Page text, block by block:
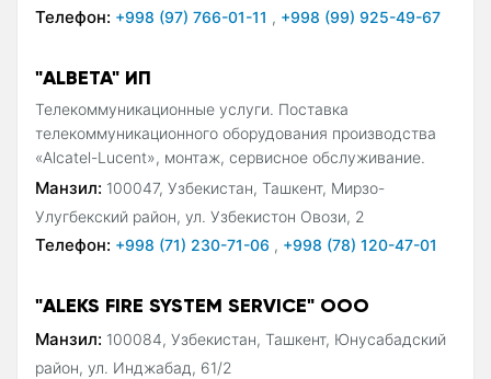
Телефон: +998 (97) 766-01-11 , +998 (99) 925-49-67
"ALBETA" ИП
Телекоммуникационные услуги. Поставка
телекоммуникационного оборудования производства
«Alcatel-Lucent», монтаж, сервисное обслуживание.
Манзил: 100047, Узбекистан, Ташкент, Мирзо-
Улугбекский район, ул. Узбекистон Овози, 2
Телефон: +998 (71) 230-71-06 , +998 (78) 120-47-01
"ALEKS FIRE SYSTEM SERVICE" ООО
Манзил: 100084, Узбекистан, Ташкент, Юнусабадский
район, ул. Инджабад, 61/2